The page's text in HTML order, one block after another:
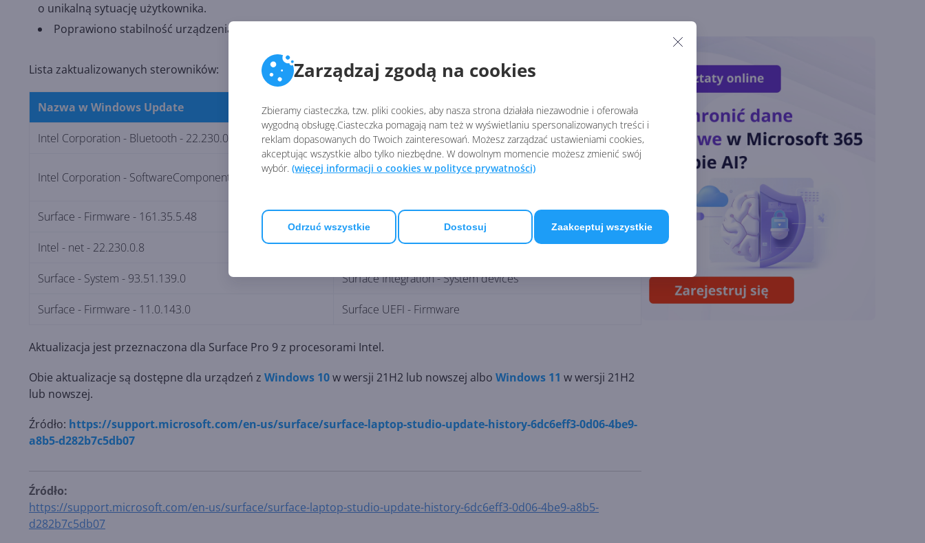
Zarządzaj zgodą na cookies
Zbieramy ciasteczka, tzw. pliki cookies, aby nasza strona działała niezawodnie i oferowała
wygodną obsługę.Ciasteczka pomagają nam też w wyświetlaniu spersonalizowanych treści i
reklam dopasowanych do Twoich zainteresowań. Możesz zarządzać ustawieniami cookies,
akceptując wszystkie albo tylko niezbędne. W dowolnym momencie możesz zmienić swój
wybór. (więcej informacji o cookies w polityce prywatności)
Odrzuć wszystkie Dostosuj Zaakceptuj wszystkie
o unikalną sytuację użytkownika.
Poprawiono stabilność urządzenia i niezawodność połączenia bezprzewodowego.
Lista zaktualizowanych sterowników:
Nazwa w Windows Update Nazwa w Menedżerze urządzeń
Intel Corporation - Bluetooth - 22.230.0.2 Intel(R) Wireless Bluetooth® - Bluetooth
Intel Corporation - SoftwareComponent - 2.1123.505.3
Intel(R) Connectivity Performance Suite - Software
Surface - Firmware - 161.35.5.48 Surface TCON - Firmware
Intel - net - 22.230.0.8 Intel(R) Wi-Fi 6E AX211 160MHz - Network adapters
Surface - System - 93.51.139.0 Surface Integration - System devices
Surface - Firmware - 11.0.143.0 Surface UEFI - Firmware
Aktualizacja jest przeznaczona dla Surface Pro 9 z procesorami Intel.
Obie aktualizacje są dostępne dla urządzeń z Windows 10w wersji 21H2 lub nowszej albo Windows 11 w wersji 21H2
lub nowszej.
Źródło: https://support.microsoft.com/en-us/surface/surface-laptop-studio-update-history-6dc6eff3-0d06-4be9-
a8b5-d282b7c5db07
Źródło:
https://support.microsoft.com/en-us/surface/surface-laptop-studio-update-history-6dc6eff3-0d06-4be9-a8b5-
d282b7c5db07
OpenAI tnie ceny
modeli GPT-5.6.
Odpowiedź na presję
Chin
chmury. Microsoft
ogłasza znakomite
wyniki i
superaplikację
Sztuczna inteligencja
wspiera odkrycia
naukowe. OpenAI
startuje z nowym